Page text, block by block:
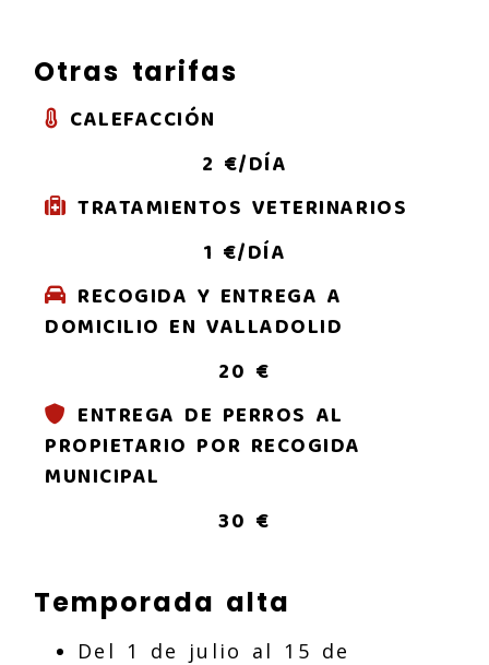
Otras tarifas
CALEFACCIÓN
2 €/DÍA
TRATAMIENTOS VETERINARIOS
1 €/DÍA
RECOGIDA Y ENTREGA A
DOMICILIO EN VALLADOLID
20 €
ENTREGA DE PERROS AL
PROPIETARIO POR RECOGIDA
MUNICIPAL
30 €
Temporada alta
Del 1 de julio al 15 de